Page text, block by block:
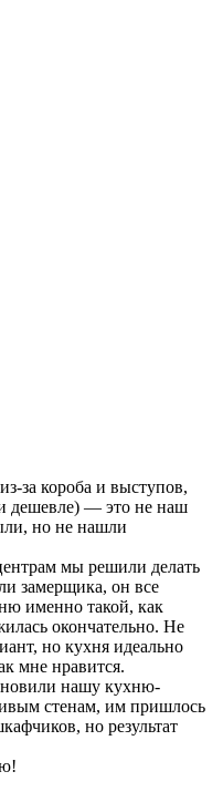
за короба и выступов,
дешевле) — это не наш
но не нашли
мы решили делать
замерщика, он все
именно такой, как
окончательно. Не
но кухня идеально
мне нравится.
нашу кухню-
стенам, им пришлось
но результат